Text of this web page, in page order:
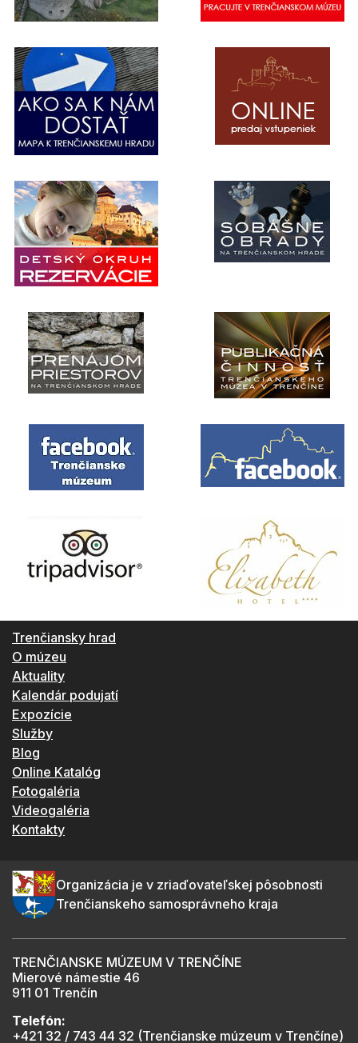
Trenčiansky hrad
O múzeu
Aktuality
Kalendár podujatí
Expozície
Služby
Blog
Online Katalóg
Fotogaléria
Videogaléria
Kontakty
Organizácia je v zriaďovateľskej pôsobnosti
Trenčianskeho samosprávneho kraja
TRENČIANSKE MÚZEUM V TRENČÍNE
Mierové námestie 46
911 01 Trenčín
Telefón:
+421 32 / 743 44 32 (Trenčianske múzeum v Trenčíne)